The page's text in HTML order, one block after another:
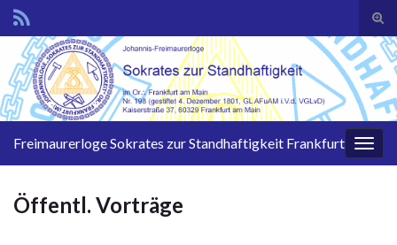
Search for:
Freimaurerloge Sokrates zur Standhaftigkeit Frankfurt
Öffentl. Vorträge